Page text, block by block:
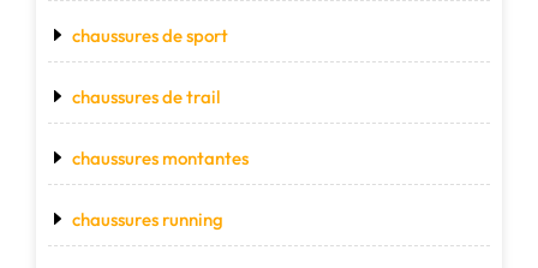
chaussures de sport
chaussures de trail
chaussures montantes
chaussures running